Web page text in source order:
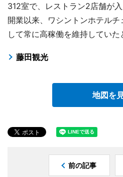
312室で、レストラン2店舗が
開業以来、ワシントンホテル
して常に高稼働を維持していた
藤田観光
地図を
前の記事